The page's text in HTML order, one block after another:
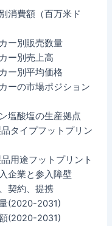
消費額（百万米ド
ー別販売数量
ー別売上高
ー別平均価格
ーの市場ポジション
塩酸塩の生産拠点
タイプフットプリン
用途フットプリント
企業と参入障壁
契約、提携
(2020-2031)
(2020-2031)